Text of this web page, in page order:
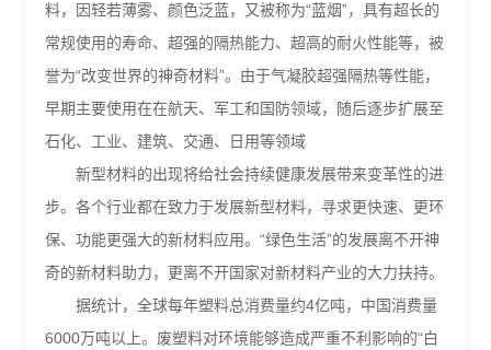
料，因轻若薄雾、颜色泛蓝，又被称为“蓝烟”，具有超长的
常规使用的寿命、超强的隔热能力、超高的耐火性能等，被
誉为“改变世界的神奇材料”。由于气凝胶超强隔热等性能，
早期主要使用在在航天、军工和国防领域，随后逐步扩展至
石化、工业、建筑、交通、日用等领域
新型材料的出现将给社会持续健康发展带来变革性的进
步。各个行业都在致力于发展新型材料，寻求更快速、更环
保、功能更强大的新材料应用。“绿色生活”的发展离不开神
奇的新材料助力，更离不开国家对新材料产业的大力扶持。
据统计，全球每年塑料总消费量约4亿吨，中国消费量
6000万吨以上。废塑料对环境能够造成严重不利影响的“白